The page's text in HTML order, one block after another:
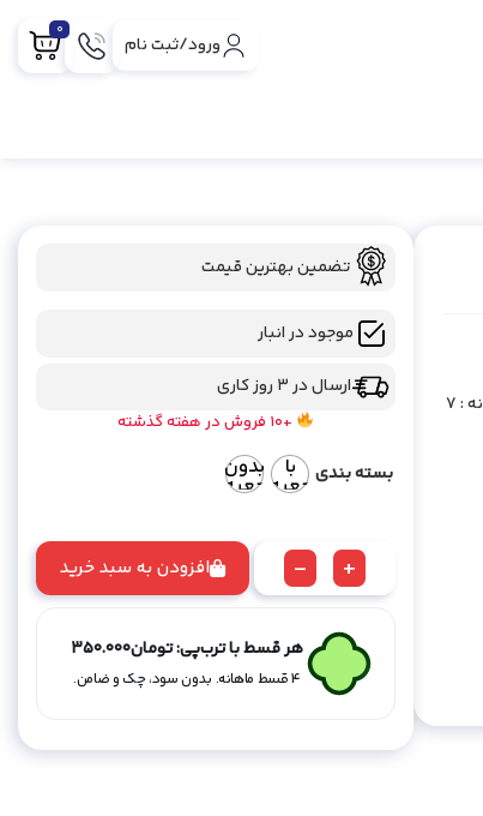
ورود/ثبت نام
0
فندک طرح ماشین کد محصول : 104 برند : CAPEX جنس بدنه : فلزی طول بدنه : 7
تضمین بهترین قیمت
موجود در انبار
ارسال در 3 روز کاری
+10 فروش در هفته گذشته
بسته بندی با
جعبه
بدون
جعبه
+
فندک
طرح
ماشین
جی
کلاس
- افزودن به سبد خرید
هر قسط با ترب‌پی:تومان350.000
۴ قسط ماهانه. بدون سود، چک و ضامن.